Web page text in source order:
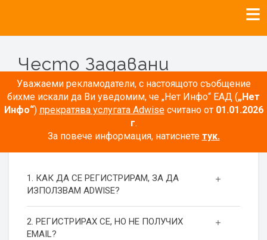
Уважаеми рекламодатели, с настоящото съобщение
бихме искали да Ви уведомим, че „Нет Инфо“ ЕАД („Нет
Инфо“) прекратява услугата Adwiseсчитано от 01.01.2026
г.
За повече информация, натиснете тук.
Често Задавани
Въпроси
РЕГИСТРАЦИЯ
1. КАК ДА СЕ РЕГИСТРИРАМ, ЗА ДА
ИЗПОЛЗВАМ ADWISE?
2. РЕГИСТРИРАХ СЕ, НО НЕ ПОЛУЧИХ
EMAIL?